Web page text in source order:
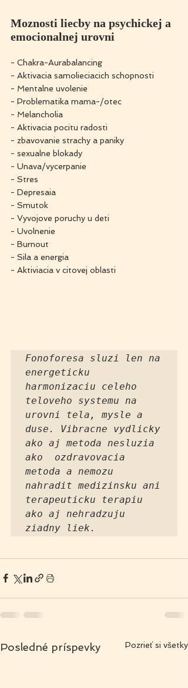
Moznosti liecby na psychickej a
emocionalnej urovni
- Chakra-Aurabalancing
- Aktivacia samolieciacich schopnosti
- Mentalne uvolenie
- Problematika mama-/otec
- Melancholia
- Aktivacia pocitu radosti
- zbavovanie strachy a paniky
- sexualne blokady
- Unava/vycerpanie
- Stres
- Depresaia
- Smutok
- Vyvojove poruchy u deti
- Uvolnenie
- Burnout
- Sila a energia
- Aktiviacia v citovej oblasti
Fonoforesa sluzi len na
energeticku
harmonizaciu celeho
teloveho systemu na
urovni tela, mysle a
duse. Vibracne vydlicky
ako aj metoda nesluzia
ako  ozdravovacia
metoda a nemozu
nahradit medizinsku ani
terapeuticku terapiu
ako aj nehradzuju
ziadny liek.
Posledné príspevky Pozrieť si všetky